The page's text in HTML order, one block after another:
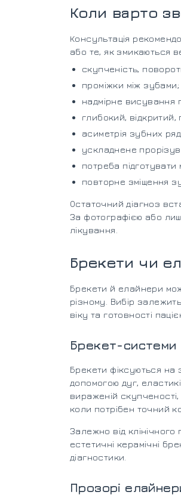
Коли варто
Консультація
або те, як змикаються
скупченість,
проміжки між зубами;
надмірне висування
глибокий,
асиметрія зубних
ускладнене
потреба підготувати
повторне зміщення
Остаточний діагноз
За фотографією або
лікування.
Брекети чи
Брекети й елайнери
різному. Вибір
віку та готовності
Брекет-системи
Брекети фіксуються на
допомогою дуг,
вираженій
коли потрібен точний
Залежно від
естетичні керамічні
діагностики.
Прозорі